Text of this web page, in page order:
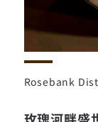
Rosebank